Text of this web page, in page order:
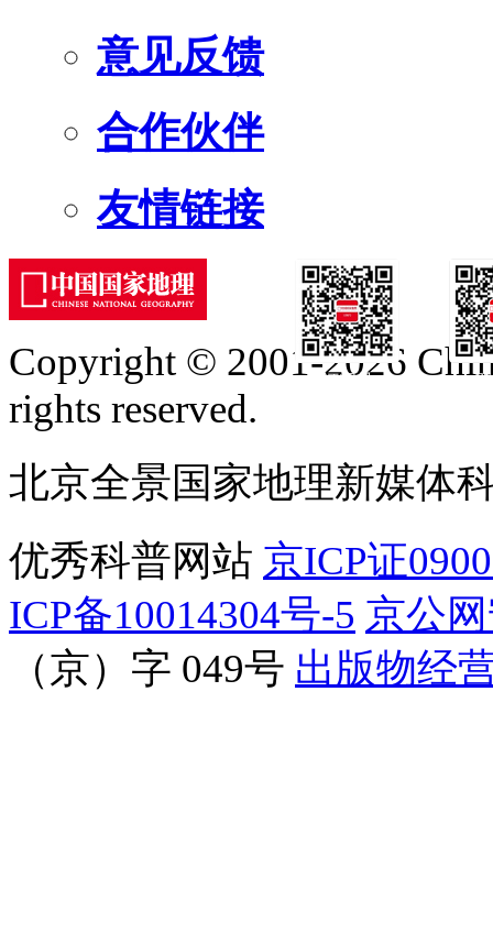
意见反馈
合作伙伴
友情链接
订阅号
Copyright © 2001-2026
rights reserved.
北京全景国家地理新媒体
优秀科普网站 京ICP证
ICP备10014304号-5 京公
（京）字 049号 出版物经